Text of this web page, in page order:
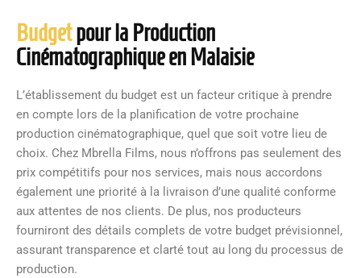
Budgetpour la Production
Cinématographique en Malaisie
L’établissement du budget est un facteur critique à prendre
en compte lors de la planification de votre prochaine
production cinématographique, quel que soit votre lieu de
choix. Chez Mbrella Films, nous n’offrons pas seulement des
prix compétitifs pour nos services, mais nous accordons
également une priorité à la livraison d’une qualité conforme
aux attentes de nos clients. De plus, nos producteurs
fourniront des détails complets de votre budget prévisionnel,
assurant transparence et clarté tout au long du processus de
production.